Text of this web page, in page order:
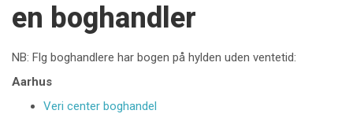
en boghandler
NB: Flg boghandlere har bogen på hylden uden ventetid:
Aarhus
Veri center boghandel